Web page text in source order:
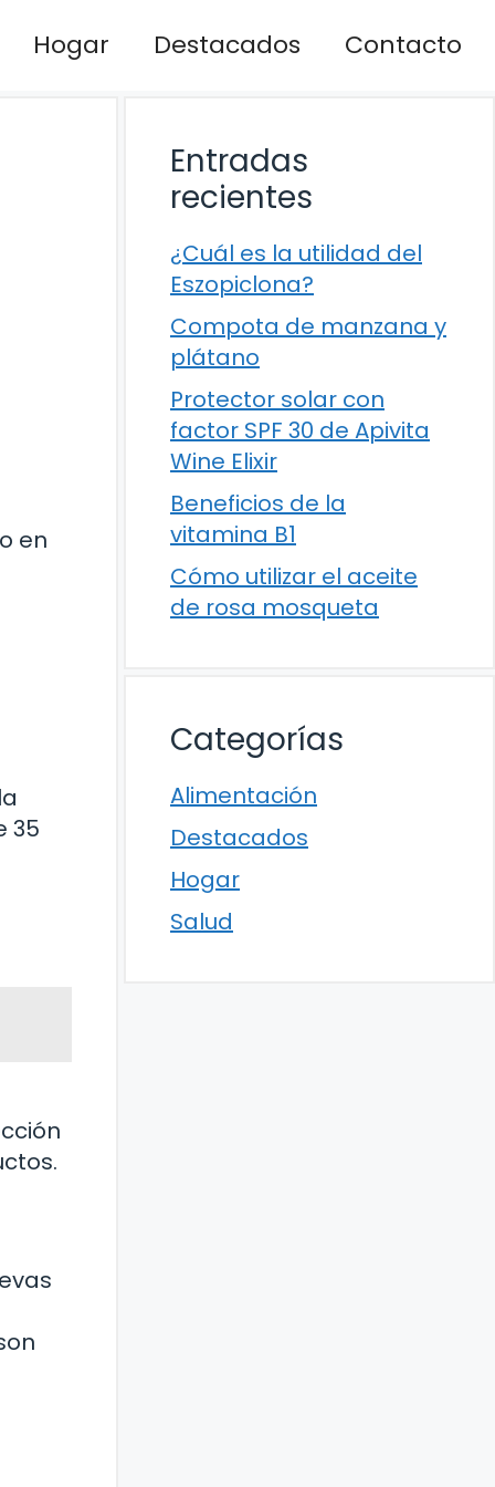
Hogar Destacados Contacto
en
35
Entradas
recientes
¿Cuál es la utilidad del
Eszopiclona?
Compota de manzana y
plátano
Protector solar con
factor SPF 30 de Apivita
Wine Elixir
Beneficios de la
vitamina B1
Cómo utilizar el aceite
de rosa mosqueta
Categorías
Alimentación
Destacados
Hogar
Salud